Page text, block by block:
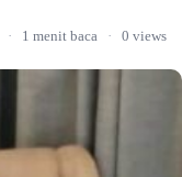
· 1 menit baca · 0 views